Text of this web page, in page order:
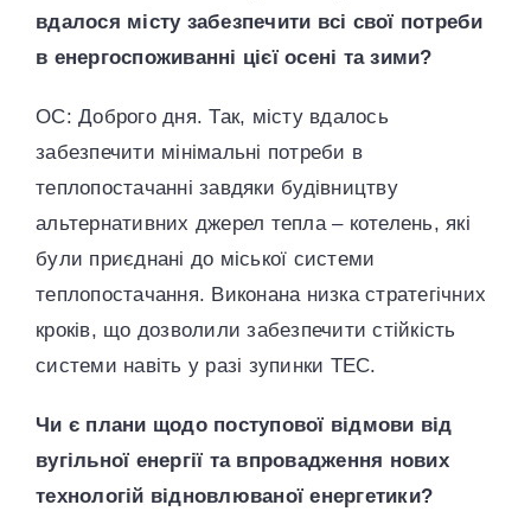
вдалося місту забезпечити всі свої потреби
в енергоспоживанні цієї осені та зими?
ОС: Доброго дня. Так, місту вдалось
забезпечити мінімальні потреби в
теплопостачанні завдяки будівництву
альтернативних джерел тепла – котелень, які
були приєднані до міської системи
теплопостачання. Виконана низка стратегічних
кроків, що дозволили забезпечити стійкість
системи навіть у разі зупинки ТЕС.
Чи є плани щодо поступової відмови від
вугільної енергії та впровадження нових
технологій відновлюваної енергетики?